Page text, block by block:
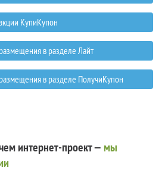
КупиКупон
в разделе Лайт
в разделе ПолучиКупон
интернет-проект —мы